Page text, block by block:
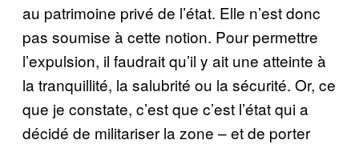
au patrimoine privé de l’état. Elle n’est donc
pas soumise à cette notion. Pour permettre
l’expulsion, il faudrait qu’il y ait une atteinte à
la tranquillité, la salubrité ou la sécurité. Or, ce
que je constate, c’est que c’est l’état qui a
décidé de militariser la zone – et de porter